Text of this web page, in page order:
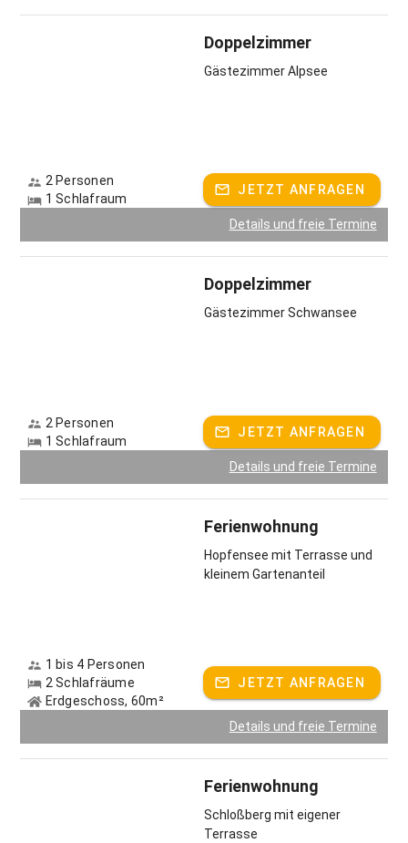
Zum Streicheln und Verwöhnen treffen Sie hier auch unsere
Deutsch, Englisch
Doppelzimmer
Gästezimmer Alpsee
2 Personen
1 Schlafraum
JETZT ANFRAGEN
Details und freie Termine
Doppelzimmer
Gästezimmer Schwansee
2 Personen
1 Schlafraum
JETZT ANFRAGEN
Details und freie Termine
Ferienwohnung
Hopfensee mit Terrasse und
kleinem Gartenanteil
1 bis 4 Personen
2 Schlafräume
Erdgeschoss, 60m²
JETZT ANFRAGEN
Details und freie Termine
Ferienwohnung
Schloßberg mit eigener
Terrasse